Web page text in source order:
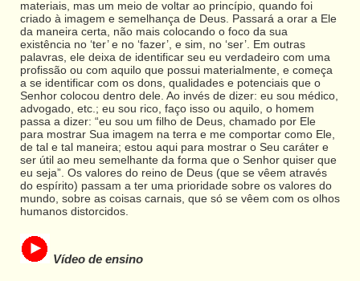
materiais, mas um meio de voltar ao princípio, quando foi
criado à imagem e semelhança de Deus. Passará a orar a Ele
da maneira certa, não mais colocando o foco da sua
existência no ‘ter’ e no ‘fazer’, e sim, no ‘ser’. Em outras
palavras, ele deixa de identificar seu eu verdadeiro com uma
profissão ou com aquilo que possui materialmente, e começa
a se identificar com os dons, qualidades e potenciais que o
Senhor colocou dentro dele. Ao invés de dizer: eu sou médico,
advogado, etc.; eu sou rico, faço isso ou aquilo, o homem
passa a dizer: “eu sou um filho de Deus, chamado por Ele
para mostrar Sua imagem na terra e me comportar como Ele,
de tal e tal maneira; estou aqui para mostrar o Seu caráter e
ser útil ao meu semelhante da forma que o Senhor quiser que
eu seja”. Os valores do reino de Deus (que se vêem através
do espírito) passam a ter uma prioridade sobre os valores do
mundo, sobre as coisas carnais, que só se vêem com os olhos
humanos distorcidos.
Vídeo de ensino